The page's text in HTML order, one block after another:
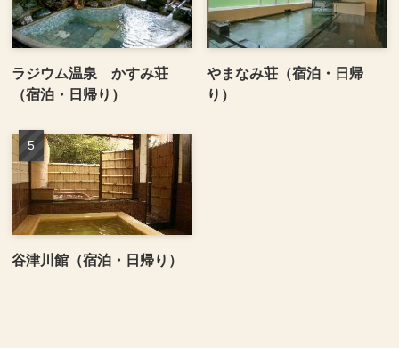
ラジウム温泉 かすみ荘
（宿泊・日帰り）
やまなみ荘（宿泊・日帰
り）
谷津川館（宿泊・日帰り）